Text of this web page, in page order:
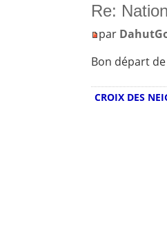
Re:
par
Bon départ
CROIX DES